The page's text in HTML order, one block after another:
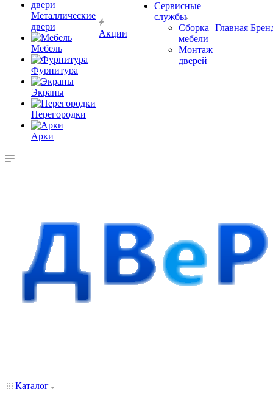
Металлические
двери
Мебель
Фурнитура
Экраны
Перегородки
Арки
Акции
Сервисные
службы
Сборка
мебели
Монтаж
дверей
Главная
Каталог